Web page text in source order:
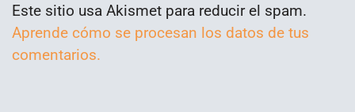
Este sitio usa Akismet para reducir el spam.
Aprende cómo se procesan los datos de tus
comentarios.